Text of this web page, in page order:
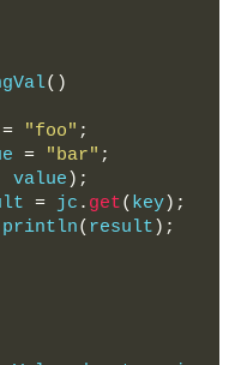
()
= "foo" ;
= "bar" ;
value );
= jc . get( key);
println( result );